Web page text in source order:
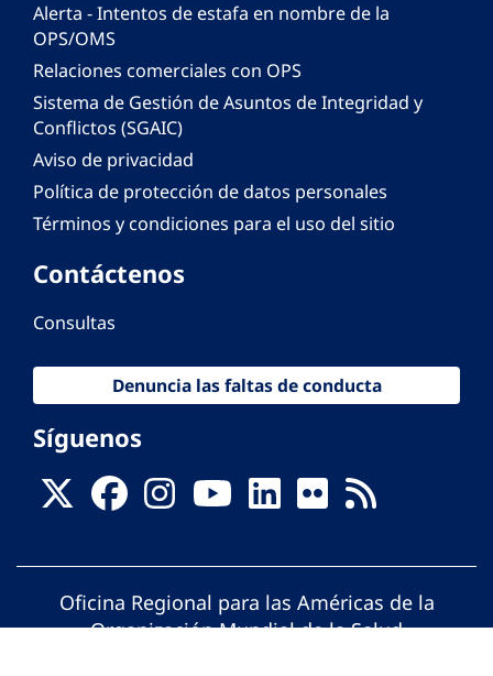
Alerta - Intentos de estafa en nombre de la
OPS/OMS
Relaciones comerciales con OPS
Sistema de Gestión de Asuntos de Integridad y
Conflictos (SGAIC)
Aviso de privacidad
Política de protección de datos personales
Términos y condiciones para el uso del sitio
Contáctenos
Consultas
Denuncia las faltas de conducta
Síguenos
Oficina Regional para las Américas de la
Organización Mundial de la Salud